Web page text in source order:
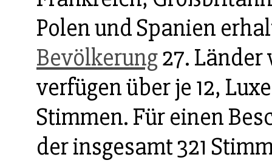
Polen und Spanien
Bevölkerung27.
verfügen über je 12,
Stimmen. Für einen
der insgesamt 321